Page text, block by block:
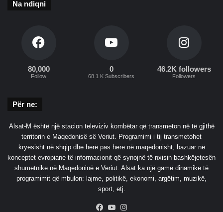
Na ndiqni
80,000
Follow
0
68.1 K Subscribers
46.2K followers
Followers
Për ne:
Alsat-M është një stacion televiziv kombëtar që transmeton në të gjithë
territorin e Maqedonisë së Veriut. Programimi i tij transmetohet
kryesisht në shqip dhe herë pas here në maqedonisht, bazuar në
konceptet evropiane të informacionit që synojnë të nxisin bashkëjetesën
shumetnike në Maqedoninë e Veriut. Alsat ka një gamë dinamike të
programimit që mbulon: lajme, politikë, ekonomi, argëtim, muzikë,
sport, etj.
Facebook
YouTube